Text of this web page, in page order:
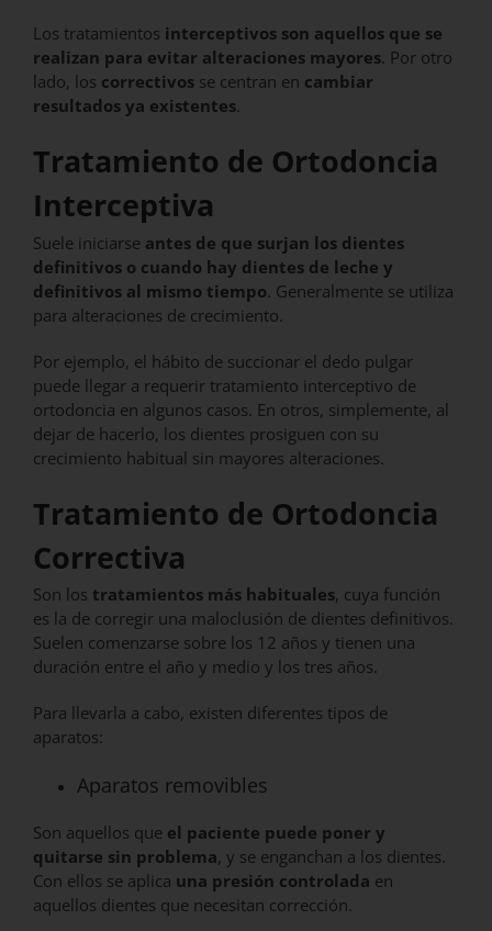
Los tratamientos interceptivos son aquellos que se
realizan para evitar alteraciones mayores. Por otro
lado, los correctivos se centran en cambiar
resultados ya existentes.
Tratamiento de Ortodoncia
Interceptiva
Suele iniciarse antes de que surjan los dientes
definitivos o cuando hay dientes de leche y
definitivos al mismo tiempo. Generalmente se utiliza
para alteraciones de crecimiento.
Por ejemplo, el hábito de succionar el dedo pulgar
puede llegar a requerir tratamiento interceptivo de
ortodoncia en algunos casos. En otros, simplemente, al
dejar de hacerlo, los dientes prosiguen con su
crecimiento habitual sin mayores alteraciones.
Tratamiento de Ortodoncia
Correctiva
Son los tratamientos más habituales, cuya función
es la de corregir una maloclusión de dientes definitivos.
Suelen comenzarse sobre los 12 años y tienen una
duración entre el año y medio y los tres años.
Para llevarla a cabo, existen diferentes tipos de
aparatos:
Aparatos removibles
Son aquellos que el paciente puede poner y
quitarse sin problema, y se enganchan a los dientes.
Con ellos se aplica una presión controlada en
aquellos dientes que necesitan corrección.